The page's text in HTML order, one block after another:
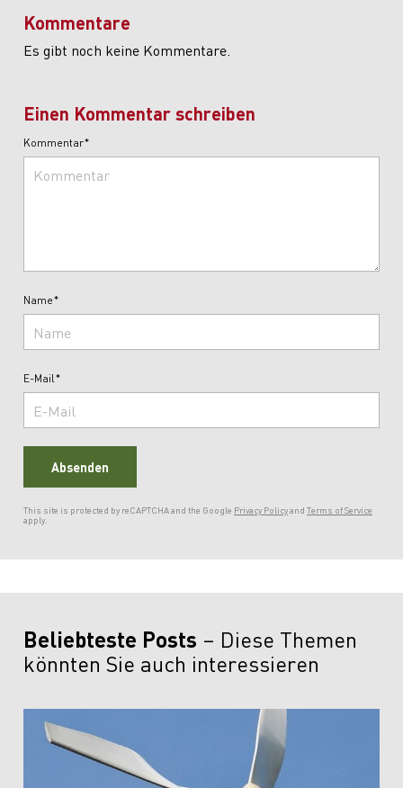
Kommentare
Es gibt noch keine Kommentare.
Einen Kommentar schreiben
Kommentar*
Name*
E-Mail*
Absenden
This site is protected by reCAPTCHA and the Google Privacy Policyand Terms of Service
apply.
Beliebteste Posts Diese Themen
könnten Sie auch interessieren